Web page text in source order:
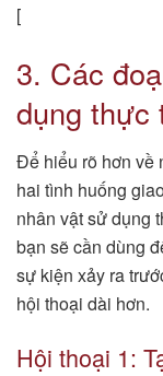
[
3. Các
dụng thực
Để hiểu rõ hơn về
hai tình huống
nhân vật sử dụng
bạn sẽ cần dùng
sự kiện xảy ra
hội thoại dài hơn.
Hội thoại 1: